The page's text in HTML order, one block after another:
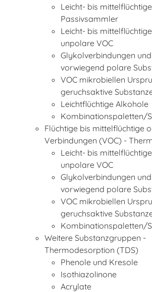
Leicht- bis
Passivsammler
Leicht- bis
unpolare VOC
Glykolverbindungen
vorwiegend polare
VOC mikrobiellen
geruchsaktive
Leichtflüchtige Alkohole
Kombinationspaletten/
Flüchtige bis mittelflüchtige
Verbindungen (VOC) -
Leicht- bis
unpolare VOC
Glykolverbindungen
vorwiegend polare
VOC mikrobiellen
geruchsaktive
Kombinationspaletten/
Weitere Substanzgruppen -
Thermodesorption (TDS)
Phenole und Kresole
Isothiazolinone
Acrylate